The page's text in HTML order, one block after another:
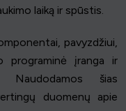
laiką ir spūstis.
pavyzdžiui,
programinė įranga ir
Naudodamos šias
duomenų apie